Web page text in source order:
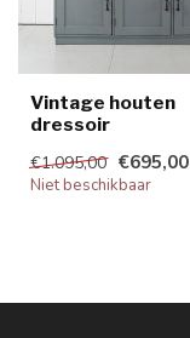
Vintage houten
dressoir
€1.095,00 €695,00
Niet beschikbaar